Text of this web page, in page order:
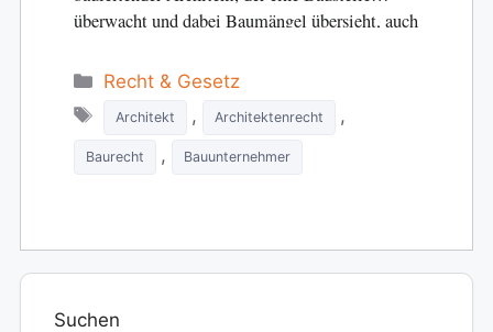
überwacht und dabei Baumängel übersieht, auch
Categories
Recht & Gesetz
Tags
Architekt , Architektenrecht ,
Baurecht , Bauunternehmer
Suchen